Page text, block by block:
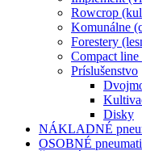
Rowcrop
Komunálne
Forestery
Compact line
Príslušenstvo
Disky
NÁKLADNÉ
OSOBNÉ